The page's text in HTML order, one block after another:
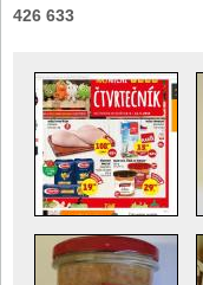
426 633